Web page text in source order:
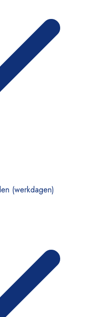
(werkdagen)